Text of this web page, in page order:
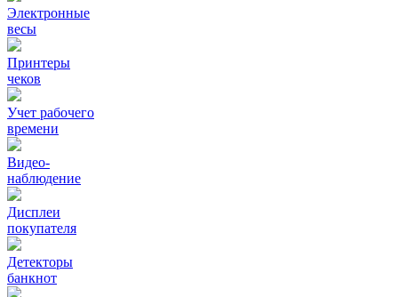
Электронные
весы
Принтеры
чеков
Учет рабочего
времени
Видео‑
наблюдение
Дисплеи
покупателя
Детекторы
банкнот